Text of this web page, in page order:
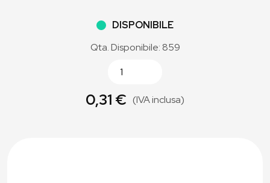
DISPONIBILE
Qta. Disponibile: 859
0,31 € (IVA inclusa)